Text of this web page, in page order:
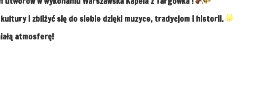
kultury i zbliżyć się do siebie dzięki muzyce, tradycjom i historii.
atmosferę!